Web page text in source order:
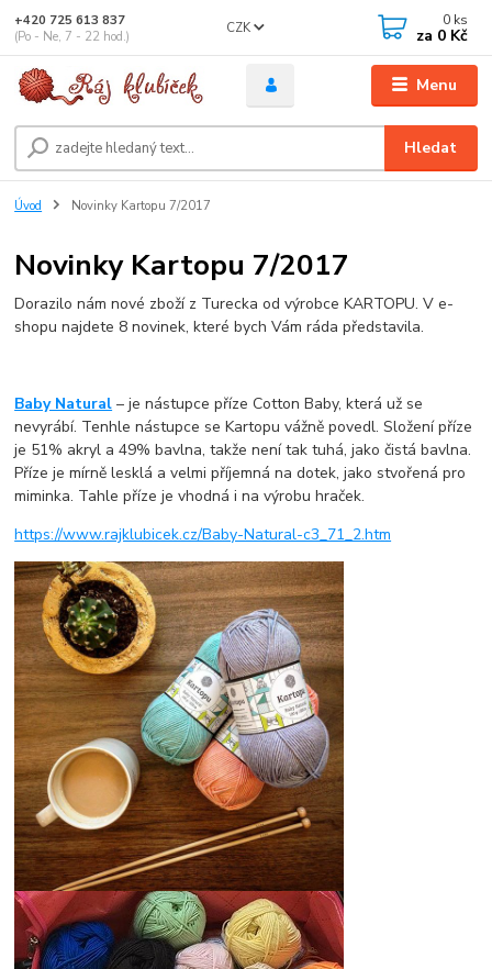
Menu
CZK
Hledat
+420 725 613 837
(Po - Ne, 7 - 22 hod.)
0 ks
za 0 Kč
Úvod Novinky Kartopu 7/2017
Novinky Kartopu 7/2017
Dorazilo nám nové zboží z Turecka od výrobce KARTOPU. V e-
shopu najdete 8 novinek, které bych Vám ráda představila.
Baby Natural – je nástupce příze Cotton Baby, která už se
nevyrábí. Tenhle nástupce se Kartopu vážně povedl. Složení příze
je 51% akryl a 49% bavlna, takže není tak tuhá, jako čistá bavlna.
Příze je mírně lesklá a velmi příjemná na dotek, jako stvořená pro
miminka. Tahle příze je vhodná i na výrobu hraček.
https://www.rajklubicek.cz/Baby-Natural-c3_71_2.htm